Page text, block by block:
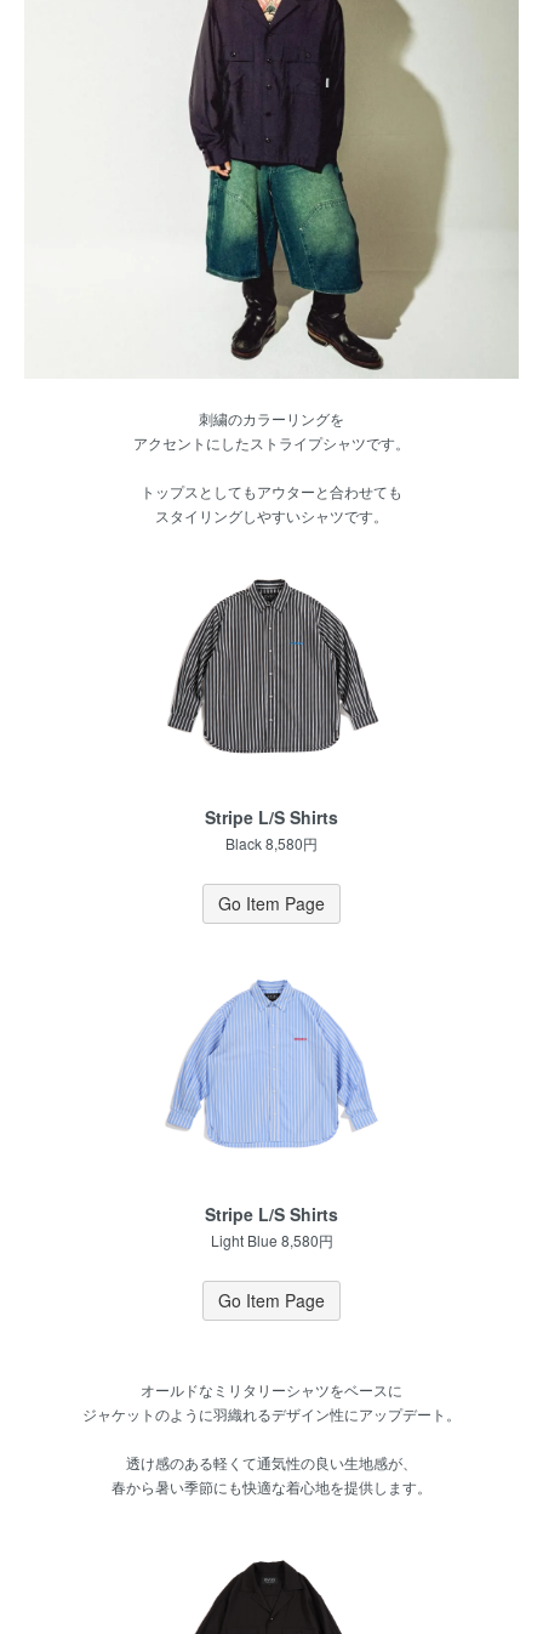
刺繍のカラーリングを
アクセントにしたストライプシャツです。
トップスとしてもアウターと合わせても
スタイリングしやすいシャツです。
Stripe L/S Shirts
Black 8,580円
Go Item Page
Stripe L/S Shirts
Light Blue 8,580円
Go Item Page
オールドなミリタリーシャツをベースに
ジャケットのように羽織れるデザイン性にアップデート。
透け感のある軽くて通気性の良い生地感が、
春から暑い季節にも快適な着心地を提供します。